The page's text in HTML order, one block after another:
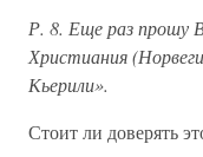
Р. 8. Еще раз прошу
Христиания
Кьерили».
Стоит ли доверять